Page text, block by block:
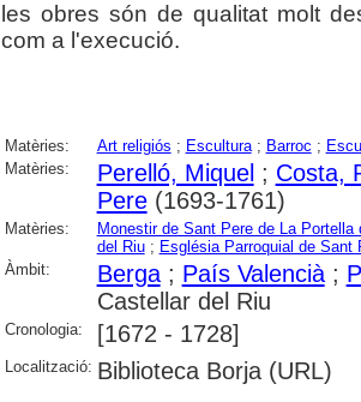
les obres són de qualitat molt
com a l'execució.
Matèries: Art religiós ; Escultura; Barroc ;
Matèries:
Perelló, Miquel ; Costa,
Pere(1693-1761)
Matèries:
Monestir de Sant Pere de La Portella
del Riu; Església Parroquial de Sant
Àmbit:
Berga; País Valencià;
Castellar del Riu
Cronologia: [1672 - 1728]
Localització: Biblioteca Borja (URL)